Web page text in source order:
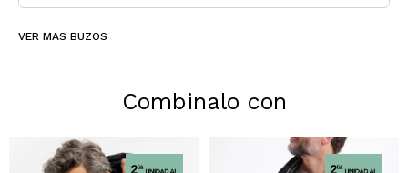
VER MAS BUZOS
Combinalo con